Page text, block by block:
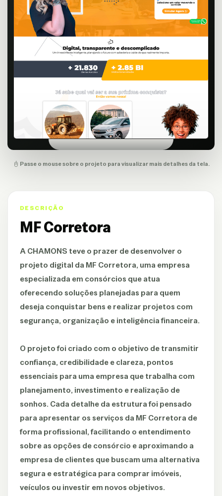
Passe o mouse sobre o projeto para visualizar mais detalhes da tela.
DESCRIÇÃO
MF Corretora
A CHAMONS teve o prazer de desenvolver o
projeto digital da MF Corretora, uma empresa
especializada em consórcios que atua
oferecendo soluções planejadas para quem
deseja conquistar bens e realizar projetos com
segurança, organização e inteligência financeira.
O projeto foi criado com o objetivo de transmitir
confiança, credibilidade e clareza, pontos
essenciais para uma empresa que trabalha com
planejamento, investimento e realização de
sonhos. Cada detalhe da estrutura foi pensado
para apresentar os serviços da MF Corretora de
forma profissional, facilitando o entendimento
sobre as opções de consórcio e aproximando a
empresa de clientes que buscam uma alternativa
segura e estratégica para comprar imóveis,
veículos ou investir em novos objetivos.